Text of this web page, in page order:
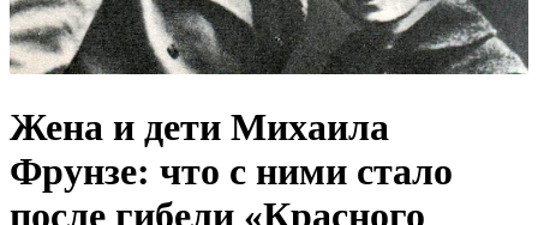
Жена и дети Михаила
Фрунзе: что с ними стало
после гибели «Красного